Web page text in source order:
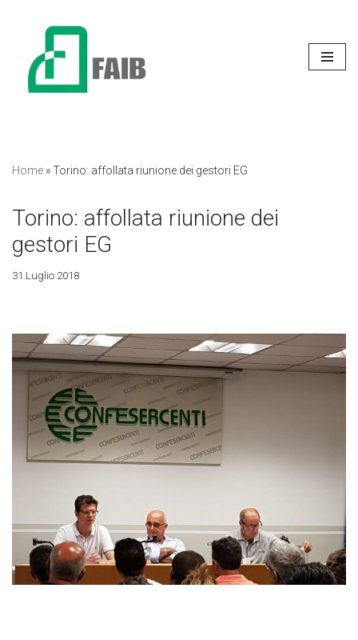
contenuto
Home »Torino: affollata riunione dei gestori EG
Torino: affollata riunione dei
gestori EG
31 Luglio 2018